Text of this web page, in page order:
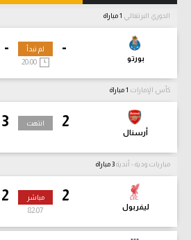
الدوري البرتغالي
-
بورتو
- لم تبدأ
كأس الإمارات
2
أرسنال
3 انتهت
مباريات ودية - أندية
2
ليفربول
2 مباشر
82:08